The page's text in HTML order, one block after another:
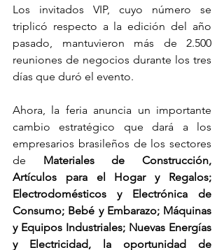
Los invitados VIP, cuyo número se
triplicó respecto a la edición del año
pasado, mantuvieron más de 2.500
reuniones de negocios durante los tres
días que duró el evento.
Ahora, la feria anuncia un importante
cambio estratégico que dará a los
empresarios brasileños de los sectores
de
Materiales de Construcción,
Artículos para el Hogar y Regalos;
Electrodomésticos y Electrónica de
Consumo; Bebé y Embarazo; Máquinas
y Equipos Industriales; Nuevas Energías
y Electricidad, la oportunidad de